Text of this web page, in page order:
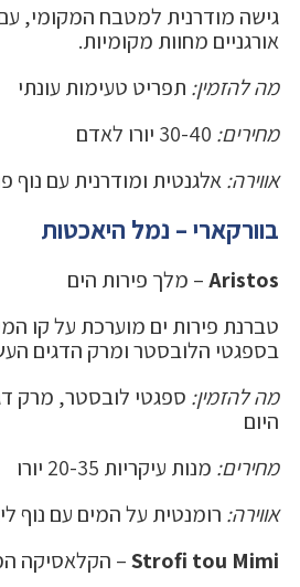
גישה מודרנית למטבח המקומי,
אורגניים מחוות מקומיות.
מה להזמין: תפריט טעימות עונתי
מחירים:
אווירה:אלגנטית ומודרנית עם נוף
בוורקארי – נמל היאכטות
Aristos– מלך פירות הים
טברנת פירות ים מוערכת על קו
בספגטי הלובסטר ומרק הדגים
מה להזמין: ספגטי לובסטר, מרק
היום
מחירים: מנות עיקריות 20-35 יורו
אווירה: רומנטית על המים עם נוף
Strofi tou Mimi– הקלאסיקה